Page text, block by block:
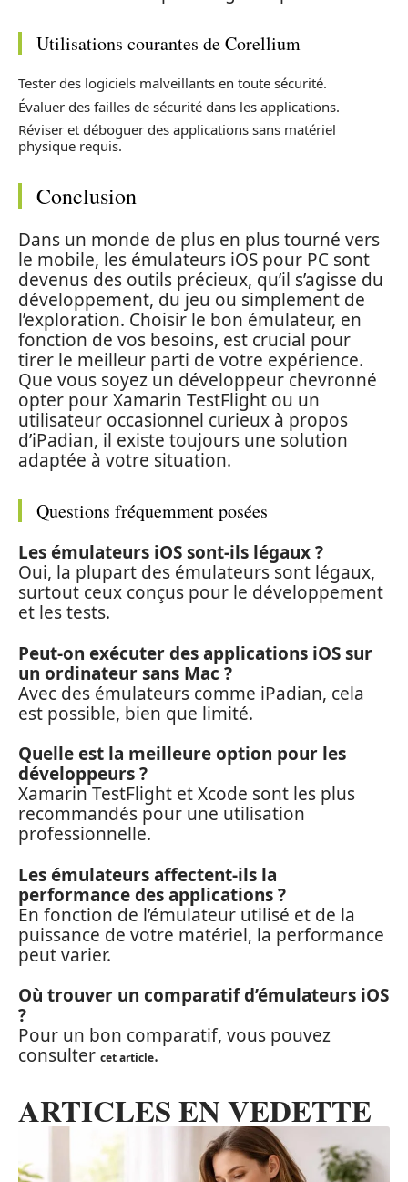
Utilisations courantes de Corellium
Tester des logiciels malveillants en toute sécurité.
Évaluer des failles de sécurité dans les applications.
Réviser et déboguer des applications sans matériel
physique requis.
Conclusion
Dans un monde de plus en plus tourné vers
le mobile, les émulateurs iOS pour PC sont
devenus des outils précieux, qu’il s’agisse du
développement, du jeu ou simplement de
l’exploration. Choisir le bon émulateur, en
fonction de vos besoins, est crucial pour
tirer le meilleur parti de votre expérience.
Que vous soyez un développeur chevronné
opter pour Xamarin TestFlight ou un
utilisateur occasionnel curieux à propos
d’iPadian, il existe toujours une solution
adaptée à votre situation.
Questions fréquemment posées
Les émulateurs iOS sont-ils légaux ?
Oui, la plupart des émulateurs sont légaux,
surtout ceux conçus pour le développement
et les tests.
Peut-on exécuter des applications iOS sur
un ordinateur sans Mac ?
Avec des émulateurs comme iPadian, cela
est possible, bien que limité.
Quelle est la meilleure option pour les
développeurs ?
Xamarin TestFlight et Xcode sont les plus
recommandés pour une utilisation
professionnelle.
Les émulateurs affectent-ils la
performance des applications ?
En fonction de l’émulateur utilisé et de la
puissance de votre matériel, la performance
peut varier.
Où trouver un comparatif d’émulateurs iOS
?
Pour un bon comparatif, vous pouvez
consulter cet article.
ARTICLES EN VEDETTE